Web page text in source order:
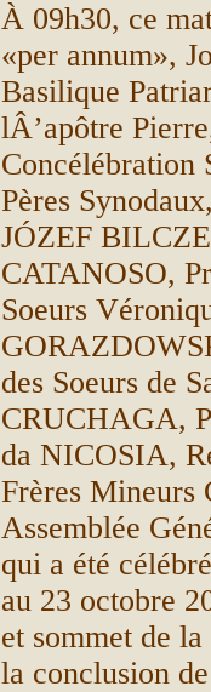
À 09h30, ce
«per annum»,
Basilique
lÂ’apôtre
Concélébration
Pères
JÓZEF
CATANOSO,
Soeurs
des Soeurs de
CRUCHAGA,
da NICOSIA,
Frères Mineurs
Assemblée
qui a été
au 23 octobre
et sommet de
la conclusion